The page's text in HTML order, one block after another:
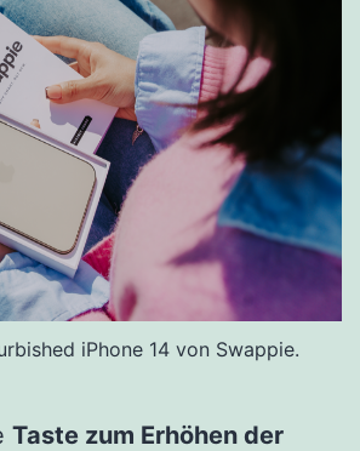
iPhone 14 von Swappie.
Taste zum Erhöhen der